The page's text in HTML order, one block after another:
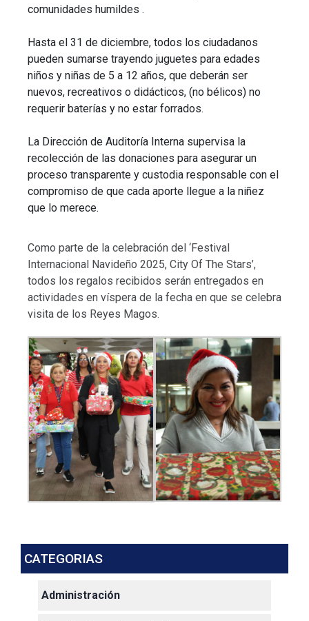
comunidades humildes .
Hasta el 31 de diciembre, todos los ciudadanos
pueden sumarse trayendo juguetes para edades
niños y niñas de 5 a 12 años, que deberán ser
nuevos, recreativos o didácticos, (no bélicos) no
requerir baterías y no estar forrados.
La Dirección de Auditoría Interna supervisa la
recolección de las donaciones para asegurar un
proceso transparente y custodia responsable con el
compromiso de que cada aporte llegue a la niñez
que lo merece.
Como parte de la celebración del ‘Festival
Internacional Navideño 2025, City Of The Stars’,
todos los regalos recibidos serán entregados en
actividades en víspera de la fecha en que se celebra
visita de los Reyes Magos.
CATEGORIAS
Administración